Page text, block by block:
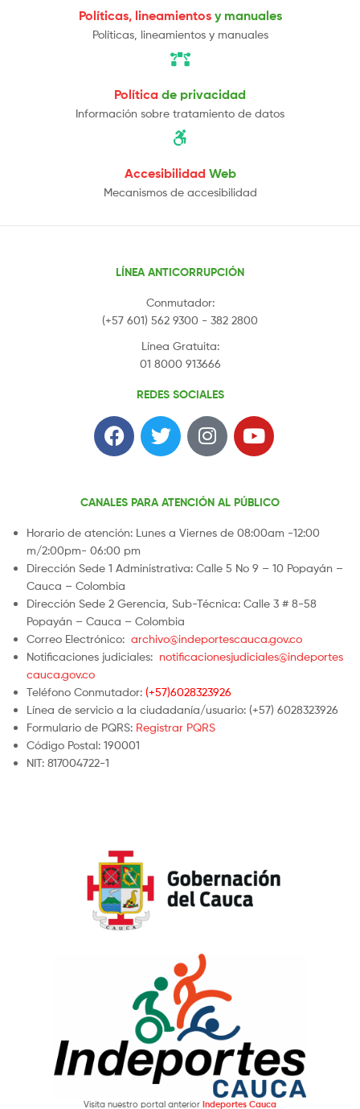
Políticas, lineamientos y manuales
Políticas, lineamientos y manuales
Política de privacidad
Información sobre tratamiento de datos
Accesibilidad Web
Mecanismos de accesibilidad
LÍNEA ANTICORRUPCIÓN
Conmutador:
(+57 601) 562 9300 - 382 2800
Línea Gratuita:
01 8000 913666
REDES SOCIALES
CANALES PARA ATENCIÓN AL PÚBLICO
Horario de atención: Lunes a Viernes de 08:00am -12:00
m/2:00pm- 06:00 pm
Dirección Sede 1 Administrativa: Calle 5 No 9 – 10 Popayán –
Cauca – Colombia
Dirección Sede 2 Gerencia, Sub-Técnica: Calle 3 # 8-58
Popayán – Cauca – Colombia
Correo Electrónico: archivo@indeportescauca.gov.co
Notificaciones judiciales: notificacionesjudiciales@indeportes
cauca.gov.co
Teléfono Conmutador: (+57)6028323926
Línea de servicio a la ciudadanía/usuario: (+57) 6028323926
Formulario de PQRS: Registrar PQRS
Código Postal: 190001
NIT: 817004722-1
Visita nuestro portal anterior Indeportes Cauca